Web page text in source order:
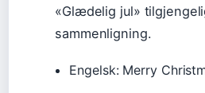
«Glædelig jul»
sammenligning.
Engelsk: Merry